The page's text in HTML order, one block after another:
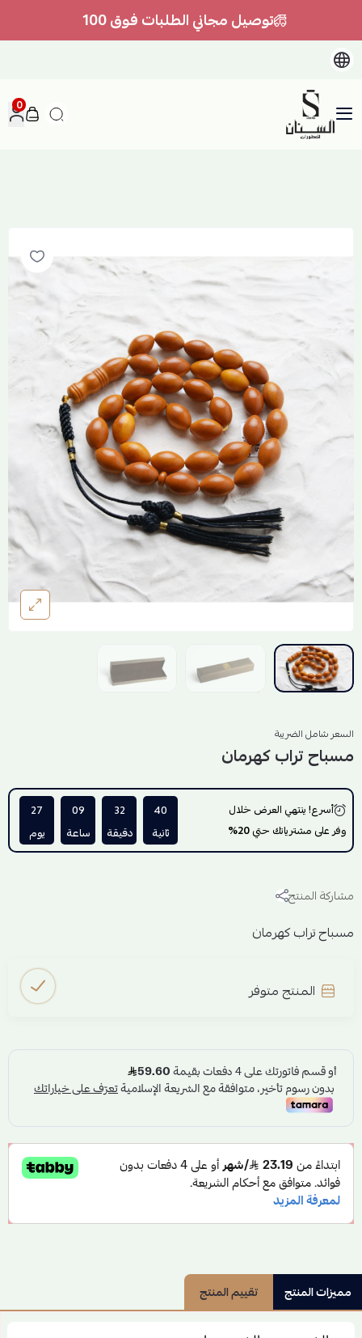
توصيل مجاني الطلبات فوق 100
السنان للعطور والعسل الطبيعي
0
السعر شامل الضريبة
مسباح تراب كهرمان
أسرع! ينتهي العرض خلال
وفر على مشترياتك حتي20%
40
ثانية
32
دقيقة
09
ساعة
27
يوم
مشاركة المنتج
مسباح تراب كهرمان
المنتج متوفر
مميزات المنتج تقييم المنتج